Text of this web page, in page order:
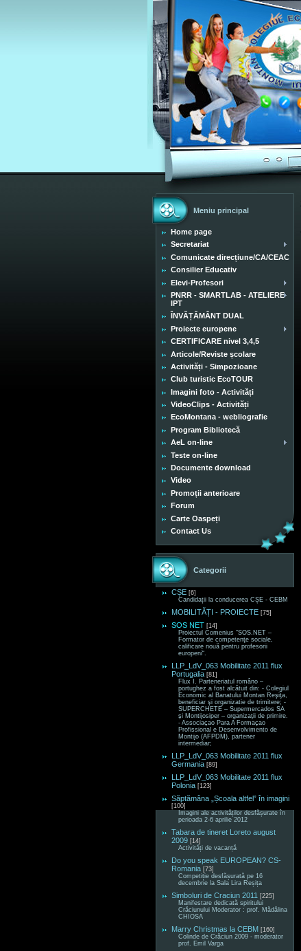
Meniu principal
Home page
Secretariat
Comunicate direcțiune/CA/CEAC
Consilier Educativ
Elevi-Profesori
PNRR - SMARTLAB - ATELIERE
IPT
ÎNVĂȚĂMÂNT DUAL
Proiecte europene
CERTIFICARE nivel 3,4,5
Articole/Reviste școlare
Activități - Simpozioane
Club turistic EcoTOUR
Imagini foto - Activități
VideoClips - Activități
EcoMontana - webliografie
Program Bibliotecă
AeL on-line
Teste on-line
Documente download
Video
Promoții anterioare
Forum
Carte Oaspeți
Contact Us
Categorii
CȘE [6]
Candidații la conducerea CȘE - CEBM
MOBILITĂȚI - PROIECTE [75]
SOS NET [14]
Proiectul Comenius “SOS.NET –
Formator de competenţe sociale,
calificare nouă pentru profesorii
europeni“.
LLP_LdV_063 Mobilitate 2011 flux
Portugalia [81]
Flux I. Parteneriatul româno –
portughez a fost alcătuit din: - Colegiul
Economic al Banatului Montan Reşiţa,
beneficiar şi organizatie de trimitere; -
SUPERCHETE – Supermercados SA
şi Montijosiper – organizaţii de primire.
- Associaçao Para A Formaçao
Profissional e Desenvolvimento de
Montijo (AFPDM), partener
intermediar;
LLP_LdV_063 Mobilitate 2011 flux
Germania [89]
LLP_LdV_063 Mobilitate 2011 flux
Polonia [123]
Săptămâna „Școala altfel” în imagini
[100]
Imagini ale activităților desfășurate în
perioada 2-6 aprilie 2012
Tabara de tineret Loreto august
2009 [14]
Activități de vacanță
Do you speak EUROPEAN? CS-
Romania [73]
Competiție desfășurată pe 16
decembrie la Sala Lira Reșița
Simboluri de Craciun 2011 [225]
Manifestare dedicată spiritului
Crăciunului Moderator : prof. Mădălina
CHIOSA
Marry Christmas la CEBM [160]
Colinde de Crăciun 2009 - moderator
prof. Emil Varga